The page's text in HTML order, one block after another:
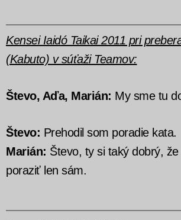
Kensei Iaidó Taikai 2011 pri
(Kabuto) v súťaži Teamov:
Števo, Aďa, Marián: My sme tu
Števo: Prehodil som poradie kata.
Marián: Števo, ty si taký dobrý,
poraziť len sám.